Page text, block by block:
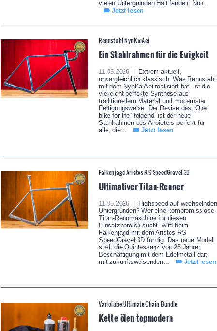
vielen Untergründen Halt fanden. Nun...
Jetzt lesen
Rennstahl NynKaiAei
Ein Stahlrahmen für die Ewigkeit
11.05.2026 |
Extrem aktuell,
unvergleichlich klassisch: Was Rennstahl
mit dem NynKaiAei realisiert hat, ist die
vielleicht perfekte Synthese aus
traditionellem Material und modernster
Fertigungsweise. Der Devise des „One
bike for life“ folgend, ist der neue
Stahlrahmen des Anbieters perfekt für
alle, die...
Jetzt lesen
Falkenjagd Aristos RS SpeedGravel 3D
Ultimativer Titan-Renner
11.05.2026 |
Highspeed auf wechselnden
Untergründen? Wer eine kompromisslose
Titan-Rennmaschine für diesen
Einsatzbereich sucht, wird beim
Falkenjagd mit dem Aristos RS
SpeedGravel 3D fündig. Das neue Modell
stellt die Quintessenz von 25 Jahren
Beschäftigung mit dem Edelmetall dar;
mit zukunftsweisenden...
Jetzt lesen
Variolube Ultimate Chain Bundle
Kette ölen topmodern